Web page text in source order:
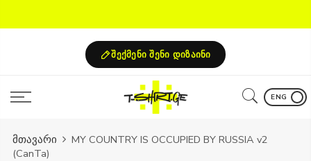
შექმენი შენი დიზაინი
ENG
მთავარი
MY COUNTRY IS OCCUPIED BY RUSSIA v2
(CanTa)